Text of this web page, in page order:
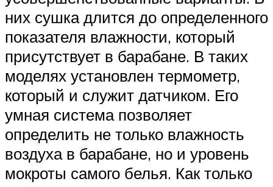
них сушка длится до определенного
показателя влажности, который
присутствует в барабане. В таких
моделях установлен термометр,
который и служит датчиком. Его
умная система позволяет
определить не только влажность
воздуха в барабане, но и уровень
мокроты самого белья. Как только